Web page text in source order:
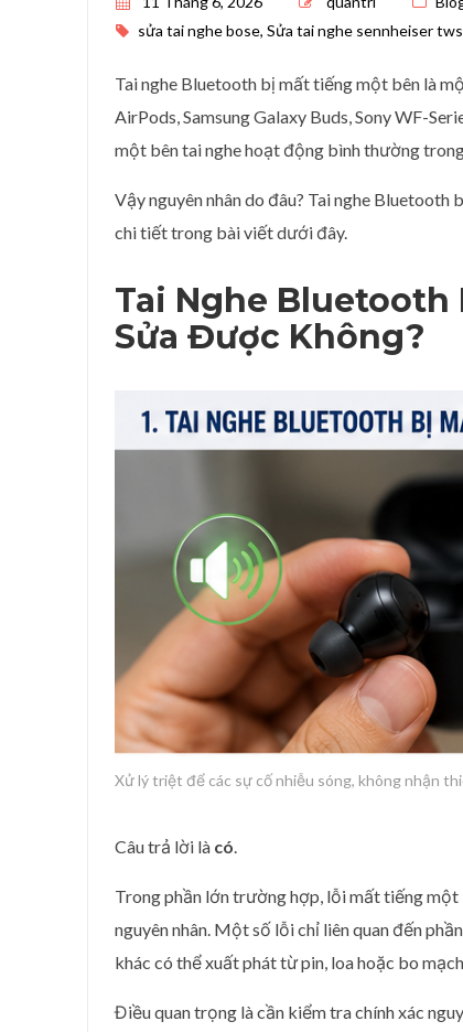
sửa tai nghe bose, Sửa tai nghe sennheiser tws
Tai nghe Bluetooth bị mất tiếng một bên là
AirPods, Samsung Galaxy Buds, Sony WF-
một bên tai nghe hoạt động bình thường
Vậy nguyên nhân do đâu? Tai nghe
chi tiết trong bài viết dưới đây.
Tai Nghe Bluetooth
Sửa Được Không?
Xử lý triệt để các sự cố nhiễu sóng, không nhận
Câu trả lời là có
Trong phần lớn trường hợp, lỗi mất tiếng
nguyên nhân. Một số lỗi chỉ liên quan đến
khác có thể xuất phát từ pin, loa hoặc bo
Điều quan trọng là cần kiểm tra chính xác